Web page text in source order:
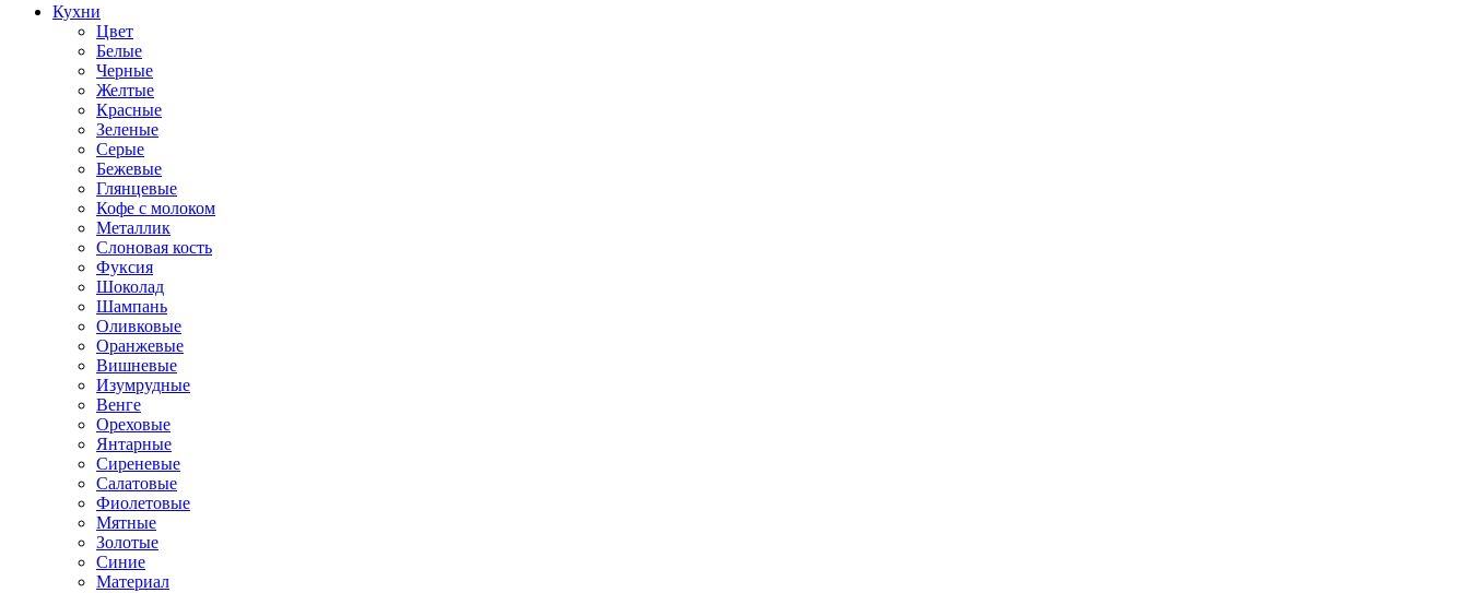
Кухни
Цвет
Белые
Черные
Желтые
Красные
Зеленые
Серые
Бежевые
Глянцевые
Кофе с молоком
Металлик
Слоновая кость
Фуксия
Шоколад
Шампань
Оливковые
Оранжевые
Вишневые
Изумрудные
Венге
Ореховые
Янтарные
Сиреневые
Салатовые
Фиолетовые
Мятные
Золотые
Синие
Материал